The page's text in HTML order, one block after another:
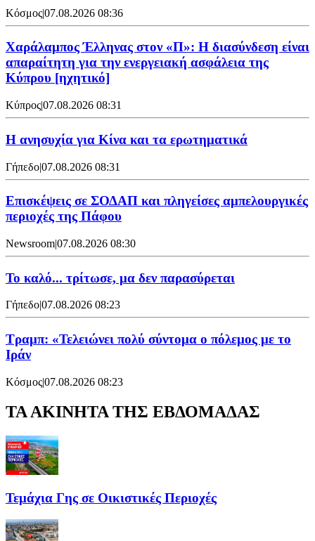
Κόσμος|07.08.2026 08:36
Χαράλαμπος Έλληνας στον «Π»: Η διασύνδεση είναι
απαραίτητη για την ενεργειακή ασφάλεια της
Κύπρου [ηχητικό]
Κύπρος|07.08.2026 08:31
Η ανησυχία για Κίνα και τα ερωτηματικά
Γήπεδο|07.08.2026 08:31
Επισκέψεις σε ΣΟΔΑΠ και πληγείσες αμπελουργικές
περιοχές της Πάφου
Newsroom|07.08.2026 08:30
Το καλό... τρίτωσε, μα δεν παρασύρεται
Γήπεδο|07.08.2026 08:23
Τραμπ: «Τελειώνει πολύ σύντομα ο πόλεμος με το
Ιράν
Κόσμος|07.08.2026 08:23
ΤΑ ΑΚΙΝΗΤΑ ΤΗΣ ΕΒΔΟΜΑΔΑΣ
Τεμάχια Γης σε Οικιστικές Περιοχές